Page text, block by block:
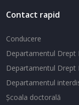
Contact rapid
Conducere
Departamentul Drept
Departamentul Drept
Departamentul
Şcoala doctorală